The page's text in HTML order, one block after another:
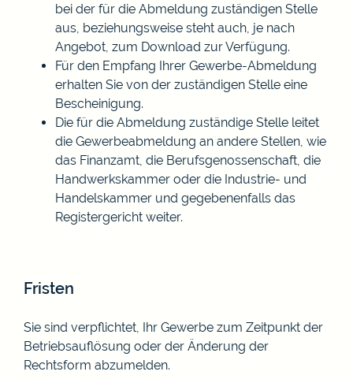
bei der für die Abmeldung zuständigen Stelle
aus, beziehungsweise steht auch, je nach
Angebot, zum Download zur Verfügung.
Für den Empfang Ihrer Gewerbe-Abmeldung
erhalten Sie von der zuständigen Stelle eine
Bescheinigung.
Die für die Abmeldung zuständige Stelle leitet
die Gewerbeabmeldung an andere Stellen, wie
das Finanzamt, die Berufsgenossenschaft, die
Handwerkskammer oder die Industrie- und
Handelskammer und gegebenenfalls das
Registergericht weiter.
Fristen
Sie sind verpflichtet, Ihr Gewerbe zum Zeitpunkt der
Betriebsauflösung oder der Änderung der
Rechtsform abzumelden.